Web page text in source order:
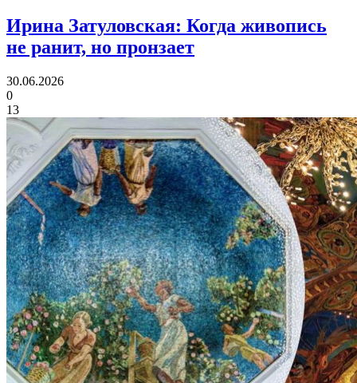
Ирина Затуловская: Когда живопись
не ранит, но пронзает
30.06.2026
0
13